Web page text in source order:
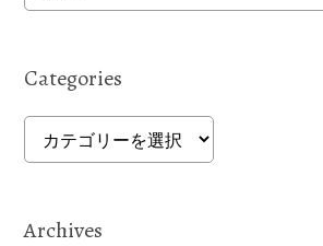
Categories
Categories
Archives